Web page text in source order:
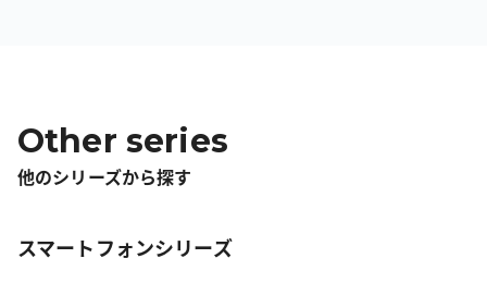
Other series
他のシリーズから探す
スマートフォンシリーズ